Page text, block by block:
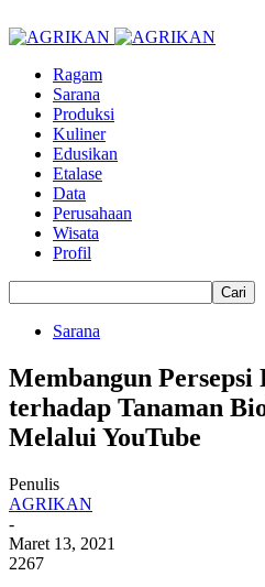
Ragam
Sarana
Produksi
Kuliner
Edusikan
Etalase
Data
Perusahaan
Wisata
Profil
Sarana
Membangun
terhadap Tanaman
Melalui YouTube
Penulis
AGRIKAN
-
Maret 13, 2021
2267